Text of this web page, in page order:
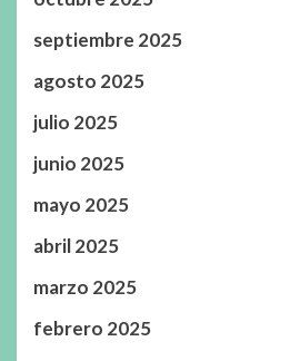
septiembre 2025
agosto 2025
julio 2025
junio 2025
mayo 2025
abril 2025
marzo 2025
febrero 2025